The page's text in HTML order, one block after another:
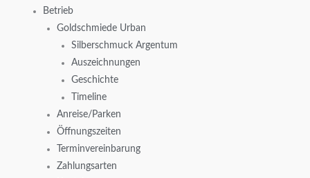
Betrieb
Goldschmiede Urban
Silberschmuck Argentum
Auszeichnungen
Geschichte
Timeline
Anreise/Parken
Öffnungszeiten
Terminvereinbarung
Zahlungsarten